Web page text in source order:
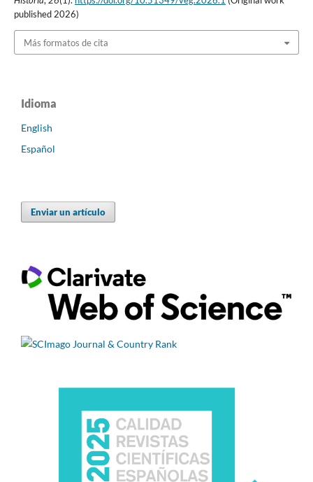
published 2026)
Más formatos de cita
Idioma
English
Español
Enviar un artículo